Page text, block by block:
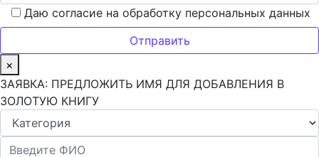
Даю согласие на обработку персональных данных
×
ЗАЯВКА: ПРЕДЛОЖИТЬ ИМЯ ДЛЯ ДОБАВЛЕНИЯ В
ЗОЛОТУЮ КНИГУ